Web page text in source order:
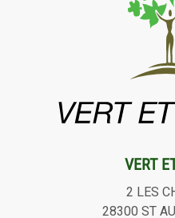
VERT
2 LES
28300 ST